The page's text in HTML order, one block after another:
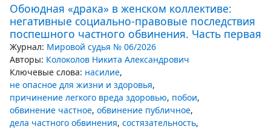
Обоюдная «драка» в женском коллективе:
негативные социально-правовые последствия
поспешного частного обвинения. Часть первая
Журнал: Мировой судья № 06/2026
Авторы: Колоколов Никита Александрович
Ключевые слова: насилие,
не опасное для жизни и здоровья,
причинение легкого вреда здоровью, побои,
обвинение частное, обвинение публичное,
дела частного обвинения, состязательность,